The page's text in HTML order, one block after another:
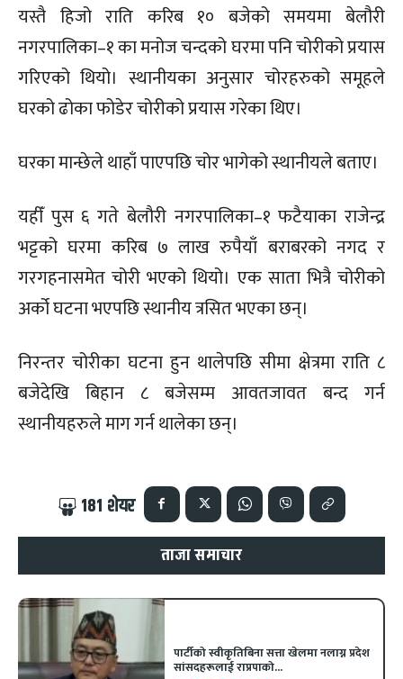
यस्तै हिजो राति करिब १० बजेको समयमा बेलौरी
नगरपालिका–१ का मनोज चन्दको घरमा पनि चोरीको प्रयास
गरिएको थियो। स्थानीयका अनुसार चोरहरुको समूहले
घरको ढोका फोडेर चोरीको प्रयास गरेका थिए।
घरका मान्छेले थाहाँ पाएपछि चोर भागेको स्थानीयले बताए।
यहीँ पुस ६ गते बेलौरी नगरपालिका–१ फटैयाका राजेन्द्र
भट्टको घरमा करिब ७ लाख रुपैयाँ बराबरको नगद र
गरगहनासमेत चोरी भएको थियो। एक साता भित्रै चोरीको
अर्को घटना भएपछि स्थानीय त्रसित भएका छन्।
निरन्तर चोरीका घटना हुन थालेपछि सीमा क्षेत्रमा राति ८
बजेदेखि बिहान ८ बजेसम्म आवतजावत बन्द गर्न
स्थानीयहरुले माग गर्न थालेका छन्।
181 शेयर
ताजा समाचार
पार्टीको स्वीकृतिबिना सत्ता खेलमा नलाग्न प्रदेश
सांसदहरूलाई राप्रपाको...